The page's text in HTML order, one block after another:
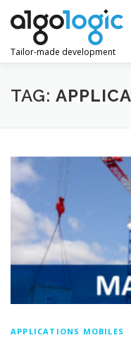
content
Tailor-made development
LANGUAGE:
TAG:
APPLICATIONS MOBILES